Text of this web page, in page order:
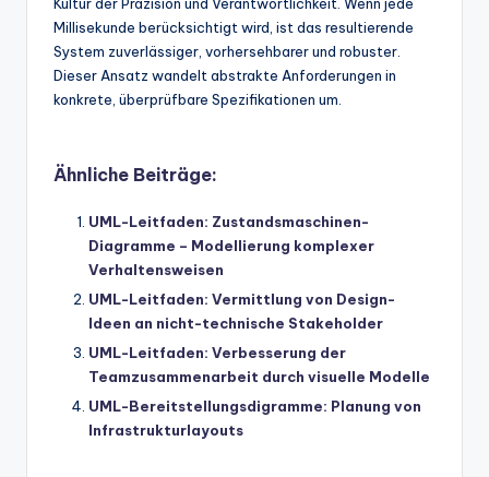
Kultur der Präzision und Verantwortlichkeit. Wenn jede
Millisekunde berücksichtigt wird, ist das resultierende
System zuverlässiger, vorhersehbarer und robuster.
Dieser Ansatz wandelt abstrakte Anforderungen in
konkrete, überprüfbare Spezifikationen um.
Ähnliche Beiträge:
UML-Leitfaden: Zustandsmaschinen-
Diagramme – Modellierung komplexer
Verhaltensweisen
UML-Leitfaden: Vermittlung von Design-
Ideen an nicht-technische Stakeholder
UML-Leitfaden: Verbesserung der
Teamzusammenarbeit durch visuelle Modelle
UML-Bereitstellungsdigramme: Planung von
Infrastrukturlayouts